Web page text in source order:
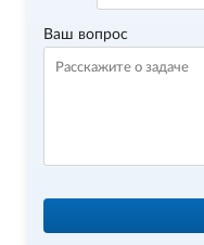
Ваш вопрос